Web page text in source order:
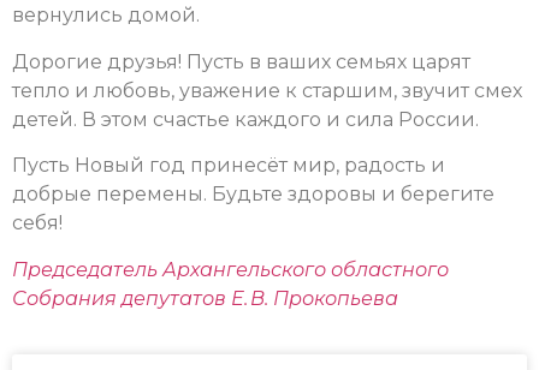
вернулись домой.
Дорогие друзья! Пусть в ваших семьях царят
тепло и любовь, уважение к старшим, звучит смех
детей. В этом счастье каждого и сила России.
Пусть Новый год принесёт мир, радость и
добрые перемены. Будьте здоровы и берегите
себя!
Председатель Архангельского областного
Собрания депутатов Е. В. Прокопьева